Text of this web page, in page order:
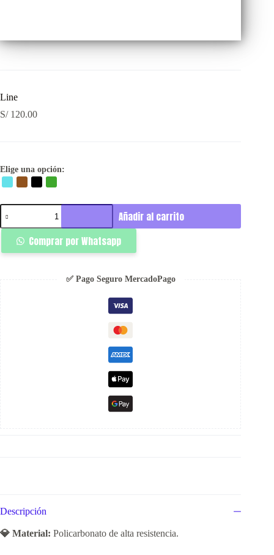
Line
S/120.00
Elige una opción:
Line
cantidad
Añadir al carrito
Comprar por Whatsapp
✅ Pago Seguro MercadoPago
Descripción
💎 Material: Policarbonato de alta resistencia.